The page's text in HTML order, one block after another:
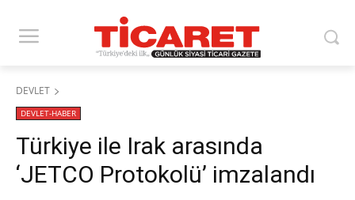
DEVLET
DEVLET-HABER
Türkiye ile Irak arasında
‘JETCO Protokolü’ imzalandı